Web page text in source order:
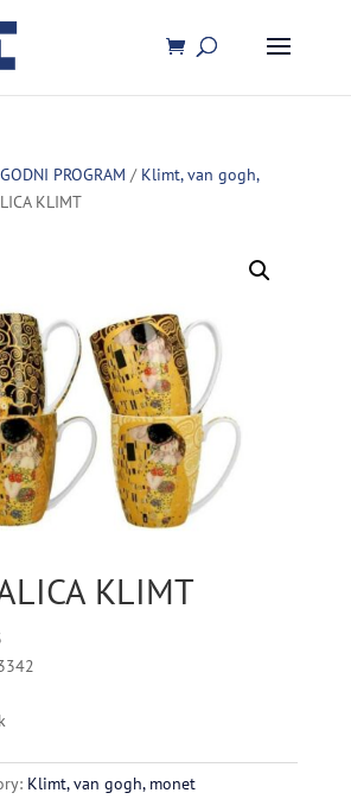
PROGRAM / Klimt, van gogh,
KLIMT
KLIMT
Klimt, van gogh, monet